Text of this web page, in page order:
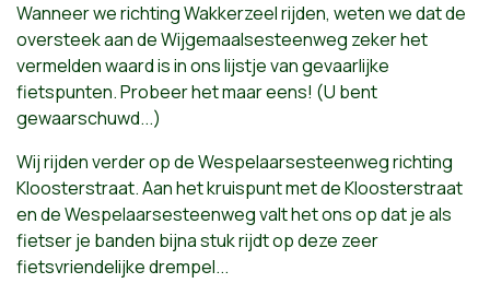
Wanneer we richting Wakkerzeel rijden, weten we dat de
oversteek aan de Wijgemaalsesteenweg zeker het
vermelden waard is in ons lijstje van gevaarlijke
fietspunten. Probeer het maar eens! (U bent
gewaarschuwd...)
Wij rijden verder op de Wespelaarsesteenweg richting
Kloosterstraat. Aan het kruispunt met de Kloosterstraat
en de Wespelaarsesteenweg valt het ons op dat je als
fietser je banden bijna stuk rijdt op deze zeer
fietsvriendelijke drempel...